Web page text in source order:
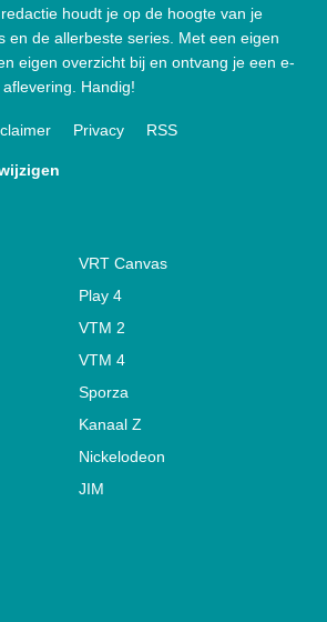
houdt je op de hoogte van je
en de allerbeste series. Met een eigen
eigen overzicht bij en ontvang je een e-
Handig!
Privacy RSS
VRT Canvas
Play 4
VTM 2
VTM 4
Sporza
Kanaal Z
Nickelodeon
JIM